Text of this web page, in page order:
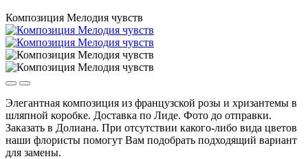
Композиция Мелодия чувств
Элегантная композиция из французской розы и хризантемы в
шляпной коробке. Доставка по Лиде. Фото до отправки.
Заказать в Долиана. При отсутствии какого-либо вида цветов
наши флористы помогут Вам подобрать подходящий вариант
для замены.